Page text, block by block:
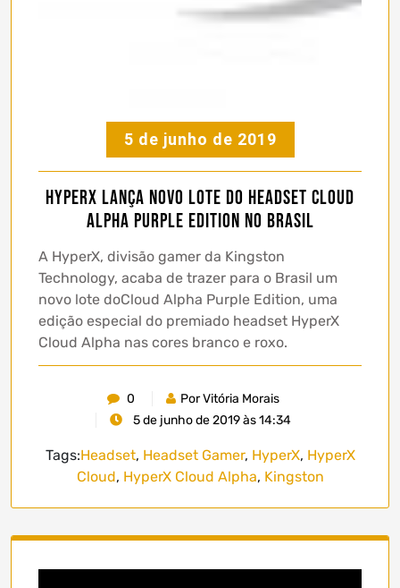
5 de junho de 2019
HyperX lança novo lote do headset Cloud
Alpha Purple Edition no Brasil
A HyperX, divisão gamer da Kingston
Technology, acaba de trazer para o Brasil um
novo lote doCloud Alpha Purple Edition, uma
edição especial do premiado headset HyperX
Cloud Alpha nas cores branco e roxo.
0
Por Vitória Morais
5 de junho de 2019 às 14:34
Tags:Headset, Headset Gamer, HyperX, HyperX
Cloud, HyperX Cloud Alpha, Kingston